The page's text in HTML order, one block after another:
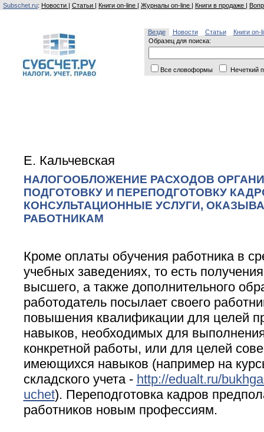
Subschet.ru: Новости | Статьи | Книги on-line | Журналы on-line | Книги в продаже |
Везде Новости Статьи
Книги on-
Образец для поиска:
Все словоформы Нечеткий
Е. Кальчевская
НАЛОГООБЛОЖЕНИЕ РАСХОДОВ
ПОДГОТОВКУ И ПЕРЕПОДГОТОВКУ
КОНСУЛЬТАЦИОННЫЕ УСЛУГИ,
РАБОТНИКАМ
Кроме оплаты обучения работника в
учебных заведениях, то есть
высшего, а также дополнительного
работодатель посылает своего
повышения квалификации для целей
навыков, необходимых для
конкретной работы, или для целей
имеющихся навыков (например на
складского учета - http://edualt.ru/
uchet). Переподготовка кадров
работников новым профессиям.